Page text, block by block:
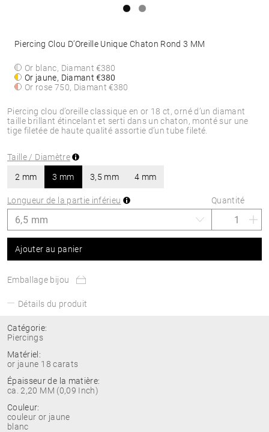
Piercing clou d’oreille classique en or 18 ct, orné d’un diamant
taille brillant étincelant et serti dans un chaton, monté sur une
tige filetée de haute qualité assortie d’un tube fileté.
Piercing Clou D’Oreille Unique Chaton Rond 3 MM
Or blanc, Diamant€380
Or jaune, Diamant€380
Or rose 750, Diamant€380
Taille / Diamètre
2 mm 3 mm 3,5 mm 4 mm
Longueur de la partie inférieu Quantité
Ajouter au panier
Emballage bijou
Détails du produit
Catégorie:
Piercings
Matériel:
or jaune 18 carats
Épaisseur de la matière:
ca. 2,20 MM (0,09 Inch)
Couleur:
couleur or jaune
blanc